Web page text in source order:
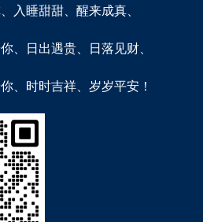
入睡甜甜、醒来成真、
、日出遇贵、日落见财、
、时时吉祥、岁岁平安！